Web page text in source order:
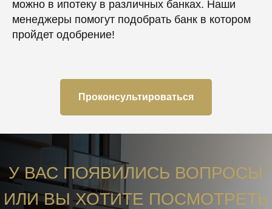
можно в ипотеку в различных банках. Наши
менеджеры помогут подобрать банк в котором
пройдет одобрение!
Проконсультироваться
У ВАС ПОЯВИЛИСЬ ВОПРОСЫ
ИЛИ ВЫ ХОТИТЕ ПОСМОТРЕТЬ